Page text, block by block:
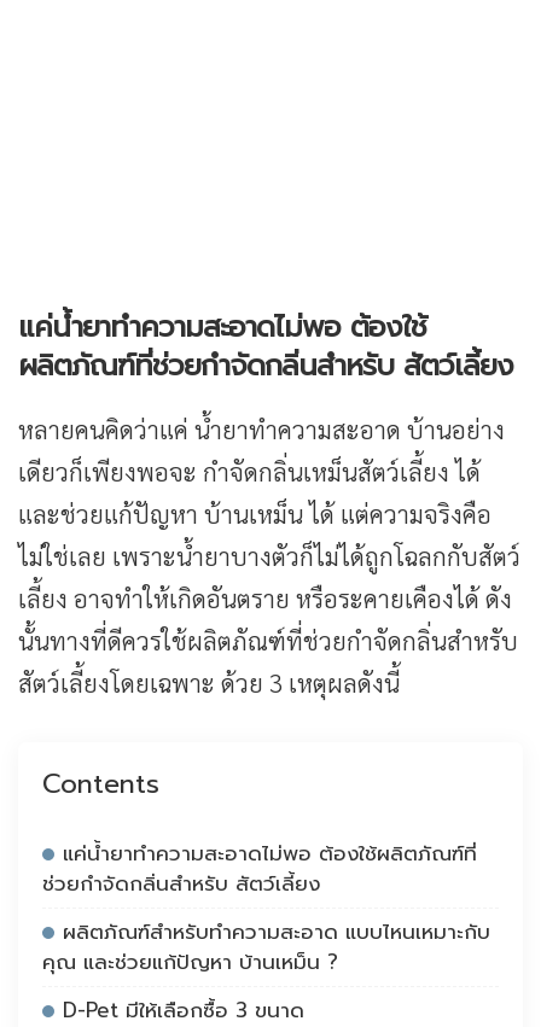
แค่น้ำยาทำความสะอาดไม่พอ ต้องใช้
ผลิตภัณฑ์ที่ช่วยกำจัดกลิ่นสำหรับ สัตว์เลี้ยง
หลายคนคิดว่าแค่ น้ำยาทำความสะอาด บ้านอย่าง
เดียวก็เพียงพอจะ กำจัดกลิ่นเหม็นสัตว์เลี้ยง ได้
และช่วยแก้ปัญหา บ้านเหม็น ได้ แต่ความจริงคือ
ไม่ใช่เลย เพราะน้ำยาบางตัวก็ไม่ได้ถูกโฉลกกับสัตว์
เลี้ยง อาจทำให้เกิดอันตราย หรือระคายเคืองได้ ดัง
นั้นทางที่ดีควรใช้ผลิตภัณฑ์ที่ช่วยกำจัดกลิ่นสำหรับ
สัตว์เลี้ยงโดยเฉพาะ ด้วย 3 เหตุผลดังนี้
Contents
แค่น้ำยาทำความสะอาดไม่พอ ต้องใช้ผลิตภัณฑ์ที่
ช่วยกำจัดกลิ่นสำหรับ สัตว์เลี้ยง
ผลิตภัณฑ์สำหรับทำความสะอาด แบบไหนเหมาะกับ
คุณ และช่วยแก้ปัญหา บ้านเหม็น ?
D-Pet มีให้เลือกซื้อ 3 ขนาด